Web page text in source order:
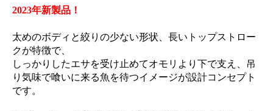
2023年新製品！
太めのボディと絞りの少ない形状、長いトップストロー
クが特徴で、
しっかりしたエサを受け止めてオモリより下で支え、吊
り気味で喰いに来る魚を待つイメージが設計コンセプト
です。